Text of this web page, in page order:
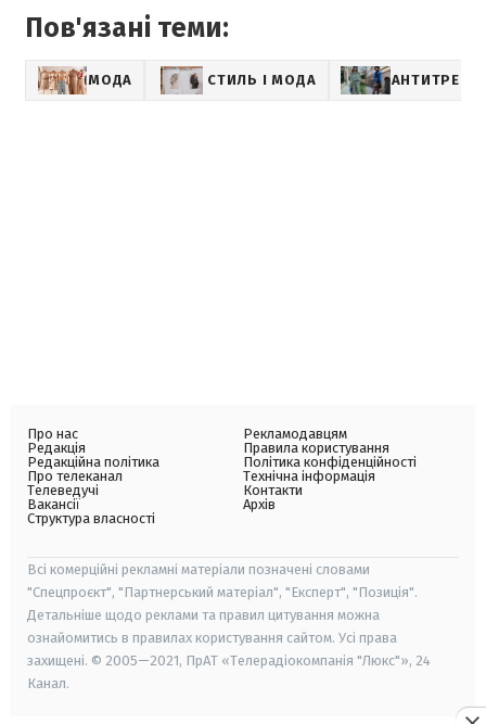
Пов'язані теми:
МОДА СТИЛЬ І МОДА
Про нас
Редакція
Редакційна політика
Про телеканал
Телеведучі
Вакансії
Структура власності
Рекламодавцям
Правила користування
Політика конфіденційності
Технічна інформація
Контакти
Архів
Всі комерційні рекламні матеріали позначені словами
"Спецпроєкт", "Партнерський матеріал", "Експерт", "Позиція".
Детальніше щодо реклами та правил цитування можна
ознайомитись в правилах користування сайтом. Усі права
захищені. © 2005—2021, ПрАТ «Телерадіокомпанія "Люкс"», 24
Канал.